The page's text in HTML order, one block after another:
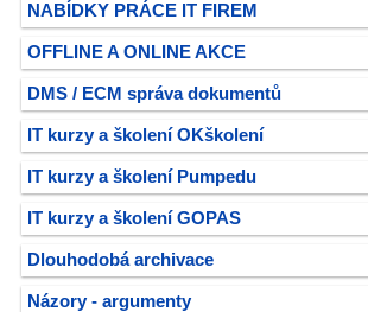
NABÍDKY PRÁCE IT FIREM
OFFLINE A ONLINE AKCE
DMS / ECM správa dokumentů
IT kurzy a školení OKškolení
IT kurzy a školení Pumpedu
IT kurzy a školení GOPAS
Dlouhodobá archivace
Názory - argumenty